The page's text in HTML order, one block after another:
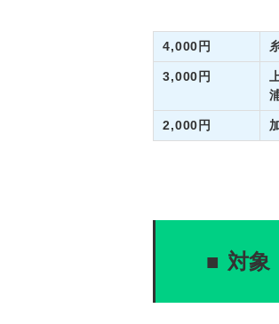
4,000円
3,000円
2,000円
■ 対象